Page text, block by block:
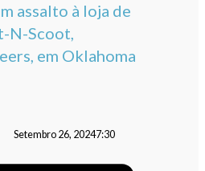
assalto à loja de
N-Scoot,
em Oklahoma
Setembro 26, 20247:30